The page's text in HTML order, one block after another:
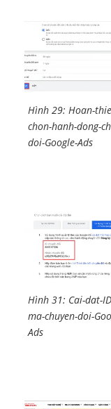
Hình 29: Hoan-
chon-hanh-dong-
doi-Google-Ads
Hình 31: Cai-dat-
ma-chuyen-doi-
Ads